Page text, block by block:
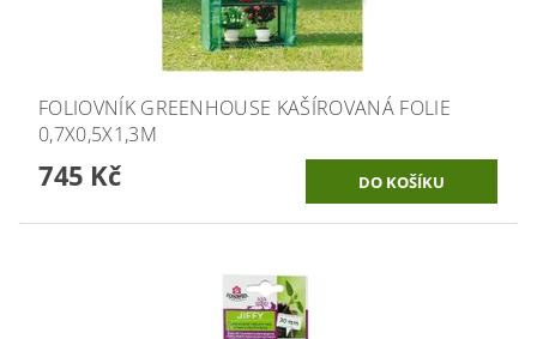
FOLIOVNÍK GREENHOUSE KAŠÍROVANÁ FOLIE
0,7X0,5X1,3M
745 Kč